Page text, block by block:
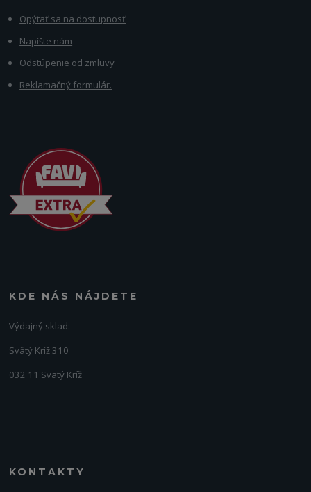
Opýtať sa na dostupnosť
Napíšte nám
Odstúpenie od zmluvy
Reklamačný formulár.
KDE NÁS NÁJDETE
Výdajný sklad:
Svätý Kríž 310
032 11 Svätý Kríž
KONTAKTY